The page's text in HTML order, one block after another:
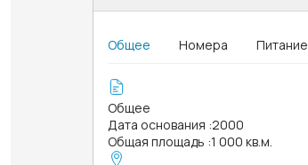
Общее Номера Питание
Общее
Дата основания :2000
Общая площадь :1 000 кв.м.